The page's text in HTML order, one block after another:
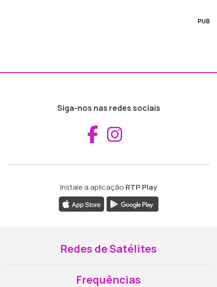
PUB
Siga-nos nas redes sociais
Aceder ao
Instale a aplicação RTP Play
Redes de Satélites
Frequências